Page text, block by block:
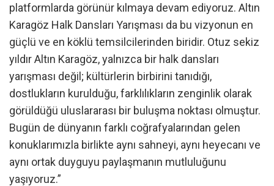
platformlarda görünür kılmaya devam ediyoruz. Altın
Karagöz Halk Dansları Yarışması da bu vizyonun en
güçlü ve en köklü temsilcilerinden biridir. Otuz sekiz
yıldır Altın Karagöz, yalnızca bir halk dansları
yarışması değil; kültürlerin birbirini tanıdığı,
dostlukların kurulduğu, farklılıkların zenginlik olarak
görüldüğü uluslararası bir buluşma noktası olmuştur.
Bugün de dünyanın farklı coğrafyalarından gelen
konuklarımızla birlikte aynı sahneyi, aynı heyecanı ve
aynı ortak duyguyu paylaşmanın mutluluğunu
yaşıyoruz.”